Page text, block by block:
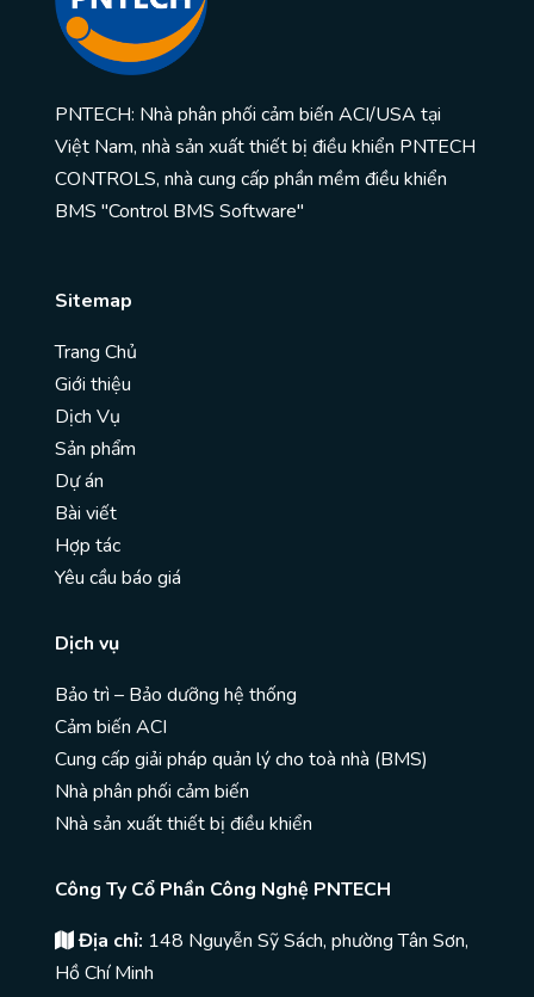
PNTECH: Nhà phân phối cảm biến ACI/USA tại
Việt Nam, nhà sản xuất thiết bị điều khiển PNTECH
CONTROLS, nhà cung cấp phần mềm điều khiển
BMS "Control BMS Software"
Sitemap
Trang Chủ
Giới thiệu
Dịch Vụ
Sản phẩm
Dự án
Bài viết
Hợp tác
Yêu cầu báo giá
Dịch vụ
Bảo trì – Bảo dưỡng hệ thống
Cảm biến ACI
Cung cấp giải pháp quản lý cho toà nhà (BMS)
Nhà phân phối cảm biến
Nhà sản xuất thiết bị điều khiển
Công Ty Cổ Phần Công Nghệ PNTECH
Địa chỉ: 148 Nguyễn Sỹ Sách, phường Tân Sơn,
Hồ Chí Minh